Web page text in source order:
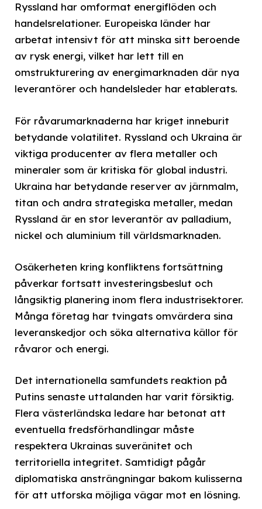
Ryssland har omformat energiflöden och
handelsrelationer. Europeiska länder har
arbetat intensivt för att minska sitt beroende
av rysk energi, vilket har lett till en
omstrukturering av energimarknaden där nya
leverantörer och handelsleder har etablerats.
För råvarumarknaderna har kriget inneburit
betydande volatilitet. Ryssland och Ukraina är
viktiga producenter av flera metaller och
mineraler som är kritiska för global industri.
Ukraina har betydande reserver av järnmalm,
titan och andra strategiska metaller, medan
Ryssland är en stor leverantör av palladium,
nickel och aluminium till världsmarknaden.
Osäkerheten kring konfliktens fortsättning
påverkar fortsatt investeringsbeslut och
långsiktig planering inom flera industrisektorer.
Många företag har tvingats omvärdera sina
leveranskedjor och söka alternativa källor för
råvaror och energi.
Det internationella samfundets reaktion på
Putins senaste uttalanden har varit försiktig.
Flera västerländska ledare har betonat att
eventuella fredsförhandlingar måste
respektera Ukrainas suveränitet och
territoriella integritet. Samtidigt pågår
diplomatiska ansträngningar bakom kulisserna
för att utforska möjliga vägar mot en lösning.